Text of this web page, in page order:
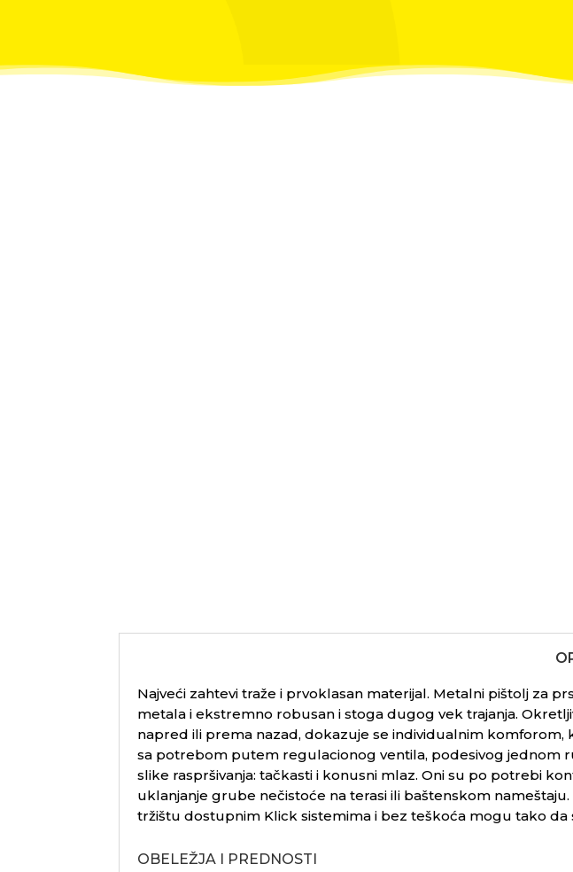
Najveći zahtevi traže i prvoklasan materijal. Metalni pištolj za
metala i ekstremno robusan i stoga dugog vek trajanja.
napred ili prema nazad, dokazuje se individualnim
sa potrebom putem regulacionog ventila, podesivog jednom
slike raspršivanja: tačkasti i konusni mlaz. Oni su po potrebi
uklanjanje grube nečistoće na terasi ili baštenskom
tržištu dostupnim Klick sistemima i bez teškoća mogu tako da
OBELEŽJA I PREDNOSTI